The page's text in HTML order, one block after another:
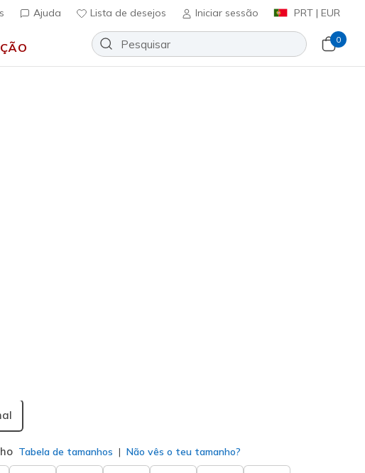
Ajuda Lista de desejos Iniciar sessão PRT | EUR
0
Tabela de tamanhos Não vês o teu tamanho?